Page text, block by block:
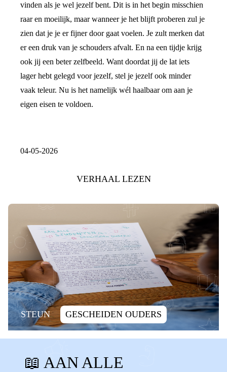
vinden als je wel jezelf bent. Dit is in het begin misschien
raar en moeilijk, maar wanneer je het blijft proberen zul je
zien dat je je er fijner door gaat voelen. Je zult merken dat
er een druk van je schouders afvalt. En na een tijdje krijg
ook jij een beter zelfbeeld. Want doordat jij de lat iets
lager hebt gelegd voor jezelf, stel je jezelf ook minder
vaak teleur. Nu is het namelijk wél haalbaar om aan je
eigen eisen te voldoen.
04-05-2026
VERHAAL LEZEN
STEUN GESCHEIDEN OUDERS
STUDENT VRIJWILLIGER
VRIJWILLIGERSWERK
📖 AAN ALLE